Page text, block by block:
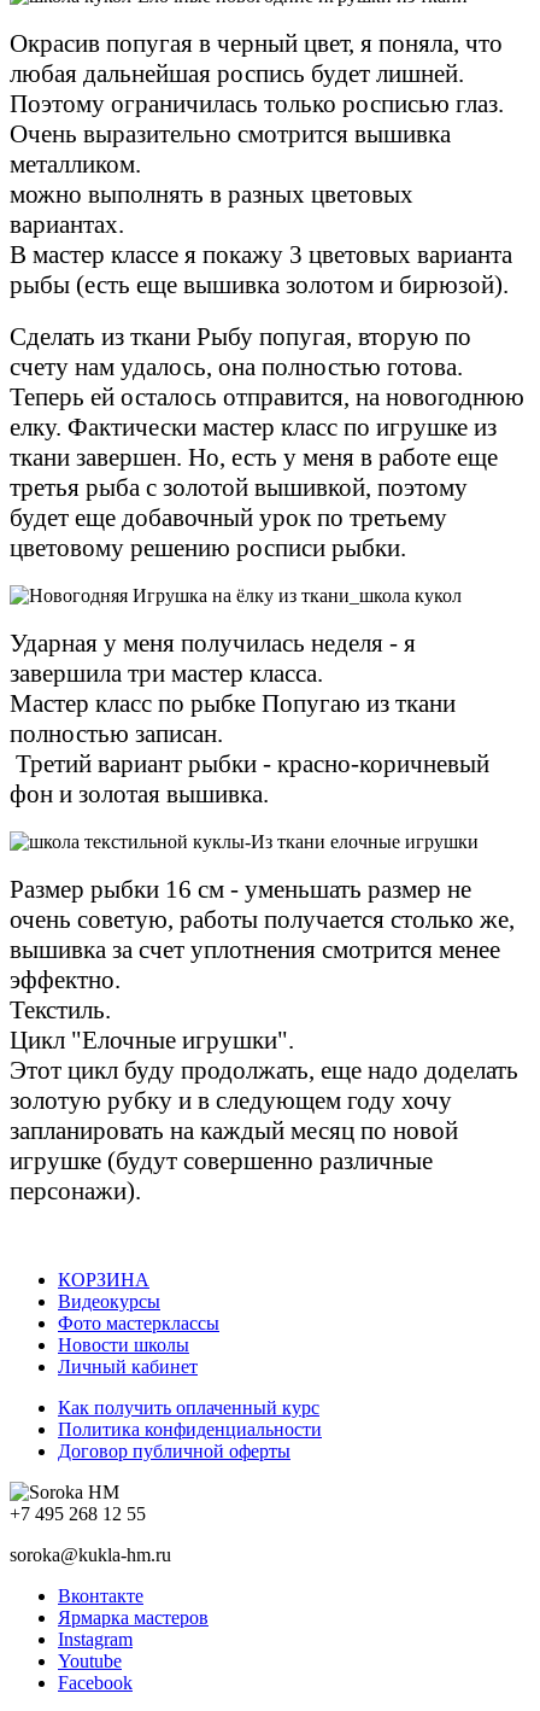
Окрасив попугая в черный цвет, я поняла, что
любая дальнейшая роспись будет лишней.
Поэтому ограничилась только росписью глаз.
Очень выразительно смотрится вышивка
металликом.
можно выполнять в разных цветовых
вариантах.
В мастер классе я покажу 3 цветовых варианта
рыбы (есть еще вышивка золотом и бирюзой).
Сделать из ткани Рыбу попугая, вторую по
счету нам удалось, она полностью готова.
Теперь ей осталось отправится, на новогоднюю
елку. Фактически мастер класс по игрушке из
ткани завершен. Но, есть у меня в работе еще
третья рыба с золотой вышивкой, поэтому
будет еще добавочный урок по третьему
цветовому решению росписи рыбки.
Ударная у меня получилась неделя - я
завершила три мастер класса.
Мастер класс по рыбке Попугаю из ткани
полностью записан.
Третий вариант рыбки - красно-коричневый
фон и золотая вышивка.
Размер рыбки 16 см - уменьшать размер не
очень советую, работы получается столько же,
вышивка за счет уплотнения смотрится менее
эффектно.
Текстиль.
Цикл "Елочные игрушки".
Этот цикл буду продолжать, еще надо доделать
золотую рубку и в следующем году хочу
запланировать на каждый месяц по новой
игрушке (будут совершенно различные
персонажи).
КОРЗИНА
Видеокурсы
Фото мастерклассы
Новости школы
Личный кабинет
Как получить оплаченный курс
Политика конфиденциальности
Договор публичной оферты
+7 495 268 12 55
soroka@kukla-hm.ru
Вконтакте
Ярмарка мастеров
Instagram
Youtube
Facebook